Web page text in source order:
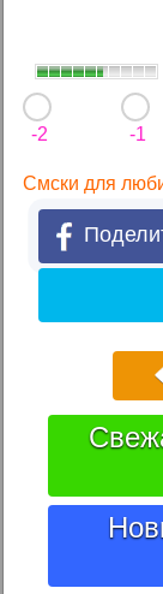
-2 -1
Смски для